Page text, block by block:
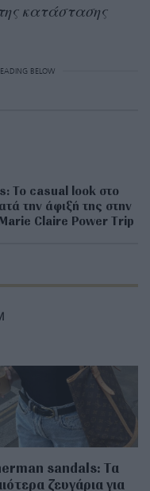
κατάστασης
BELOW
Το casual look στο
την άφιξή της στην
Claire Power Trip
sandals: Tα
ζευγάρια για